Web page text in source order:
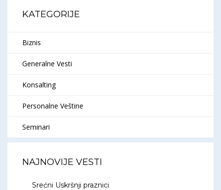
KATEGORIJE
Biznis
Generalne Vesti
Konsalting
Personalne Veštine
Seminari
NAJNOVIJE VESTI
Srećni Uskršnji praznici